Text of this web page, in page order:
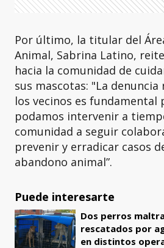
Por último, la titular del
Animal, Sabrina Latino,
hacia la comunidad de
sus mascotas: "La
los vecinos es fundamental
podamos intervenir a
comunidad a seguir
prevenir y erradicar casos
abandono animal”.
Puede interesarte
Dos perros
rescatados por
en distintos